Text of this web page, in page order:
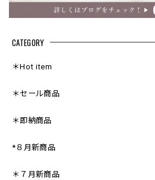
CATEGORY
＊Hot item
＊セール商品
＊即納商品
*８月新商品
＊７月新商品